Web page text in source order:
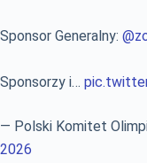
Sponsor Generalny:
Sponsorzy i…
— Polski Komitet
2026